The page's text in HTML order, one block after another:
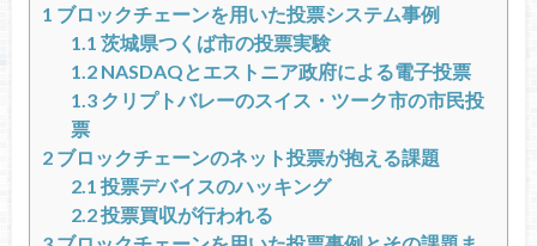
1 ブロックチェーンを用いた投票システム事例
1.1 茨城県つくば市の投票実験
1.2NASDAQとエストニア政府による電子投票
1.3クリプトバレーのスイス・ツーク市の市民投
票
2ブロックチェーンのネット投票が抱える課題
2.1 投票デバイスのハッキング
2.2投票買収が行われる